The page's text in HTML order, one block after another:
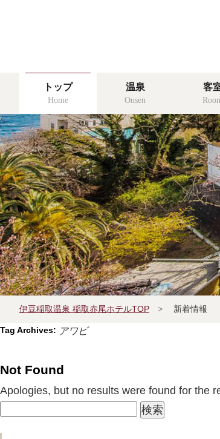
食
food
リゾッチャ
risocha izu
アク
access
よくあるお問い合せ
トップ
Home
温泉
Onsen
客
伊豆稲取温泉 稲取赤尾ホテルTOP > 新着情報
Tag Archives: アワビ
Not Found
Apologies, but no results were found for the
索: